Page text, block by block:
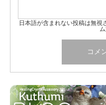
日本語が含まれない投稿は無